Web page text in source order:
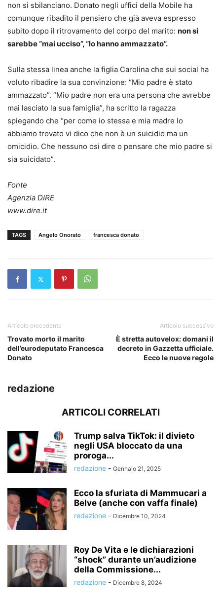
non si sbilanciano. Donato negli uffici della Mobile ha
comunque ribadito il pensiero che già aveva espresso
subito dopo il ritrovamento del corpo del marito: non si
sarebbe “mai ucciso”, “lo hanno ammazzato”.
Sulla stessa linea anche la figlia Carolina che sui social ha
voluto ribadire la sua convinzione: “Mio padre è stato
ammazzato”. “Mio padre non era una persona che avrebbe
mai lasciato la sua famiglia”, ha scritto la ragazza
spiegando che “per come io stessa e mia madre lo
abbiamo trovato vi dico che non è un suicidio ma un
omicidio. Che nessuno osi dire o pensare che mio padre si
sia suicidato”.
Fonte
Agenzia DIRE
www.dire.it
TAGS Angelo Onorato francesca donato
Articolo precedente
Trovato morto il marito
dell’eurodeputato Francesca
Donato
Articolo successivo
È stretta autovelox: domani il
decreto in Gazzetta ufficiale.
Ecco le nuove regole
redazione
ARTICOLI CORRELATI
Trump salva TikTok: il divieto
negli USA bloccato da una
proroga...
redazione - Gennaio 21, 2025
Ecco la sfuriata di Mammucari a
Belve (anche con vaffa finale)
redazione - Dicembre 10, 2024
Roy De Vita e le dichiarazioni
“shock” durante un’audizione
della Commissione...
redazione - Dicembre 8, 2024